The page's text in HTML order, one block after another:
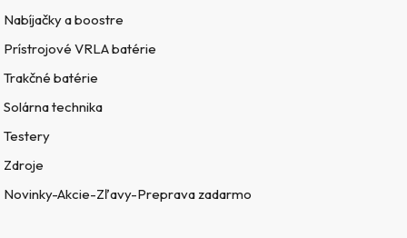
Nabíjačky a boostre
Prístrojové VRLA batérie
Trakčné batérie
Solárna technika
Testery
Zdroje
Novinky-Akcie-Zľavy-Preprava zadarmo